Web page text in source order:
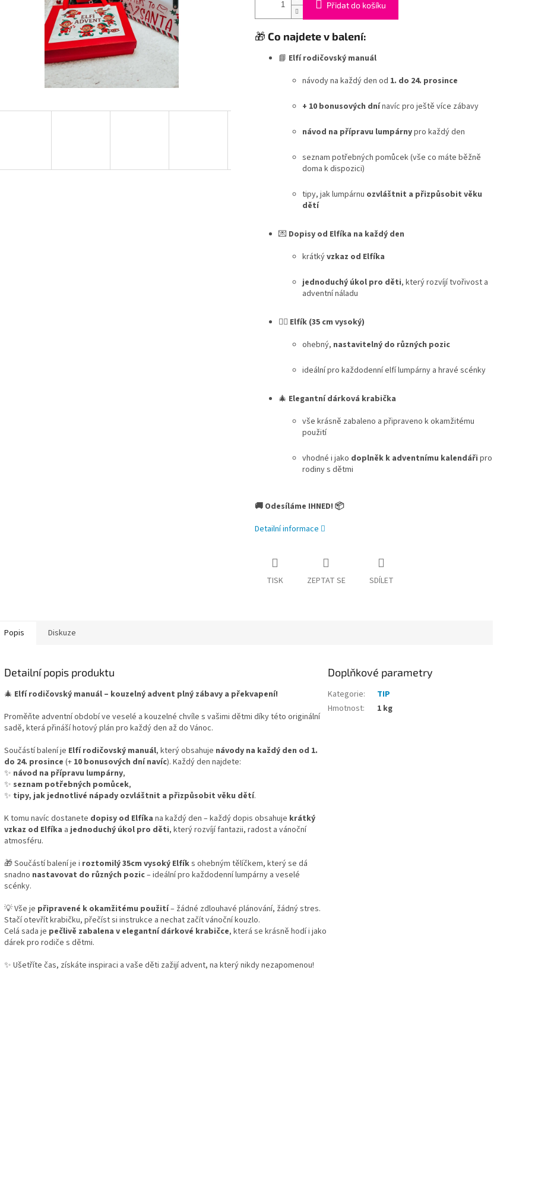
Přidat do košíku
🎁 Co najdete v balení:
📘 Elfí rodičovský manuál
návody na každý den od 1. do 24. prosince
+ 10 bonusových dnínavíc pro ještě více zábavy
návod na přípravu lumpárnypro každý den
seznam potřebných pomůcek (vše co máte běžně
doma k dispozici)
tipy, jak lumpárnu ozvláštnit a přizpůsobit věku
dětí
💌 Dopisy od Elfíka na každý den
krátkývzkaz od Elfíka
jednoduchý úkol pro děti, který rozvíjí tvořivost a
adventní náladu
🧝‍♂️ Elfík (35 cm vysoký)
ohebný, nastavitelný do různých pozic
ideální pro každodenní elfí lumpárny a hravé scénky
🎄 Elegantní dárková krabička
vše krásně zabaleno a připraveno k okamžitému
použití
vhodné i jako doplněk k adventnímu kalendáři pro
rodiny s dětmi
🚚 Odesíláme IHNED! 📦
Detailní informace
TISK ZEPTAT SE SDÍLET
Popis Diskuze
Detailní popis produktu
🎄 Elfí rodičovský manuál – kouzelný advent plný zábavy a překvapení!
Proměňte adventní období ve veselé a kouzelné chvíle s vašimi dětmi díky této originální
sadě, která přináší hotový plán pro každý den až do Vánoc.
Součástí balení je Elfí rodičovský manuál, který obsahuje návody na každý den od 1.
do 24. prosince (+ 10 bonusových dní navíc). Každý den najdete:
✨ návod na přípravu lumpárny,
✨ seznam potřebných pomůcek,
✨ tipy, jak jednotlivé nápady ozvláštnit a přizpůsobit věku dětí.
K tomu navíc dostanete dopisy od Elfíka na každý den – každý dopis obsahuje krátký
vzkaz od Elfíka ajednoduchý úkol pro děti, který rozvíjí fantazii, radost a vánoční
atmosféru.
🎁 Součástí balení je i roztomilý 35cm vysoký Elfíks ohebným tělíčkem, který se dá
snadno nastavovat do různých pozic– ideální pro každodenní lumpárny a veselé
scénky.
💡 Vše je připravené k okamžitému použití– žádné zdlouhavé plánování, žádný stres.
Stačí otevřít krabičku, přečíst si instrukce a nechat začít vánoční kouzlo.
Celá sada je pečlivě zabalena v elegantní dárkové krabičce, která se krásně hodí i jako
dárek pro rodiče s dětmi.
✨ Ušetříte čas, získáte inspiraci a vaše děti zažijí advent, na který nikdy nezapomenou!
Doplňkové parametry
Kategorie:
TIP
Hmotnost: 1 kg